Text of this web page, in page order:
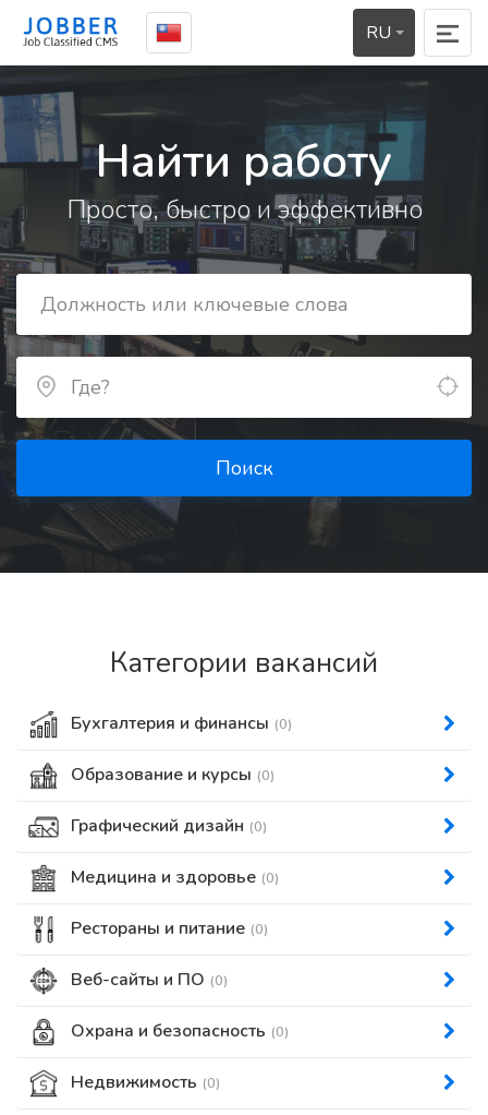
RU
Найти работу
Просто, быстро и эффективно
Поиск
Категории вакансий
Бухгалтерия и финансы (0)
Образование и курсы (0)
Графический дизайн (0)
Медицина и здоровье (0)
Рестораны и питание (0)
Веб-сайты и ПО (0)
Охрана и безопасность (0)
Недвижимость (0)